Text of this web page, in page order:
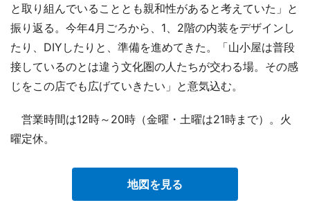
と取り組んでいることとも親和性があると考えていた」と
振り返る。今年4月ごろから、1、2階の内装をデザインし
たり、DIYしたりと、準備を進めてきた。「山小屋は普段
接しているのとは違う文化圏の人たちが交わる場。その感
じをこの店でも広げていきたい」と意気込む。
営業時間は12時～20時（金曜・土曜は21時まで）。火
曜定休。
地図を見る